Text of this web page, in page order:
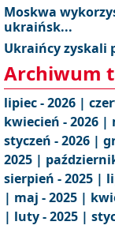
Moskwa
ukraińsk...
Ukraińcy zyskali
Archiwum
lipiec - 2026 |
kwiecień - 2026 |
styczeń - 2026 |
2025 |
sierpień - 2025 |
| maj - 2025 |
| luty - 2025 |